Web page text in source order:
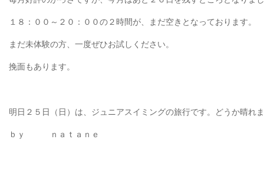
１８：００～２０：００の２時間が、まだ空きとなっております。
まだ未体験の方、一度ぜひお試しください。
挽面もあります。
明日２５日（日）は、ジュニアスイミングの旅行です。どうか晴れ
ｂｙ ｎａｔａｎｅ